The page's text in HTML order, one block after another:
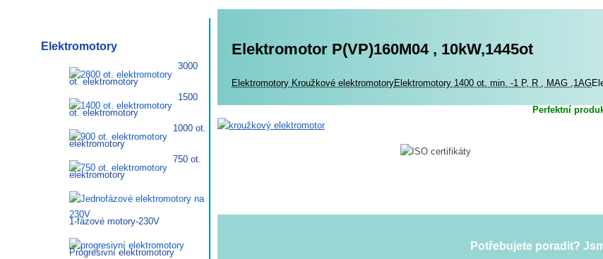
Elektromotor P(VP)160M04 , 10kW,1445ot
Elektromotory Elektromotory
Kroužkové elektromotoryElektromotory 1400 ot. min. -1 P, R , MAG ,1AG
Perfektní
Potřebujete poradit?
Elektromotory
3000
ot. elektromotory
1500
ot. elektromotory
1000 ot.
elektromotory
750 ot.
elektromotory
1-fázové motory-230V
Progresivní elektromotory